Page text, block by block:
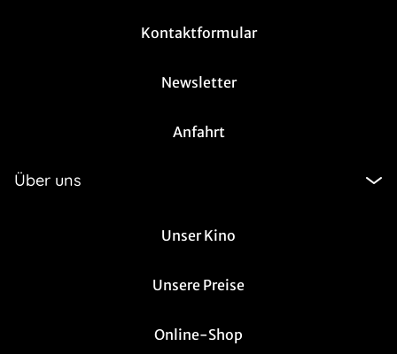
Kontaktformular
Newsletter
Anfahrt
Über uns
Unser Kino
Unsere Preise
Online-Shop